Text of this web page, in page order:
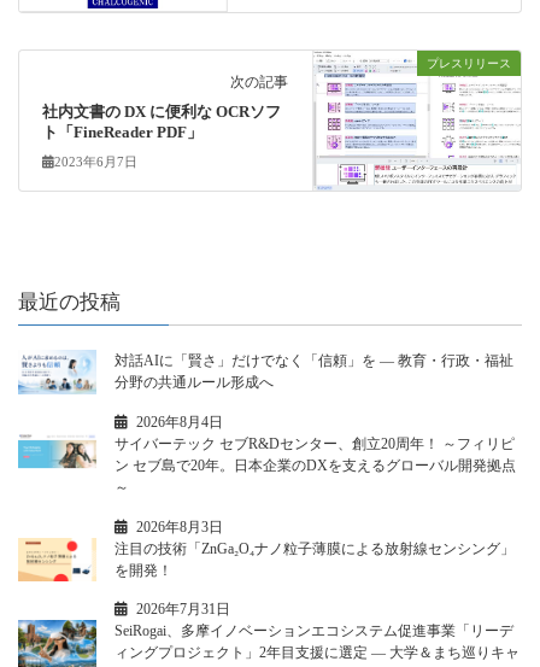
プレスリリース
次の記事
社内文書の DX に便利な OCRソフ
ト「FineReader PDF」
2023年6月7日
最近の投稿
対話AIに「賢さ」だけでなく「信頼」を ― 教育・行政・福祉
分野の共通ルール形成へ
2026年8月4日
サイバーテック セブR&Dセンター、創立20周年！ ～フィリピ
ン セブ島で20年。日本企業のDXを支えるグローバル開発拠点
～
2026年8月3日
注目の技術「ZnGa₂O₄ナノ粒子薄膜による放射線センシング」
を開発！
2026年7月31日
SeiRogai、多摩イノベーションエコシステム促進事業「リーデ
ィングプロジェクト」2年目支援に選定 ― 大学＆まち巡りキャ